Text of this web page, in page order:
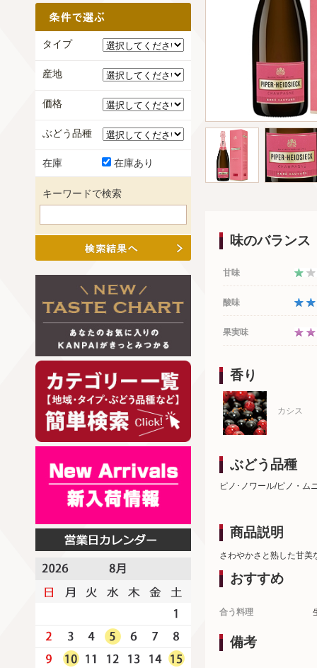
味のバランス
甘味
酸味
果実味
香り
カシス
ぶどう品種
ピノ･ノワール/ピノ・ム
商品説明
さわやかさと熟した甘美
おすすめ
合う料理
備考
タイプ
産地
価格
ぶどう品種
在庫 在庫あり
キーワードで検索